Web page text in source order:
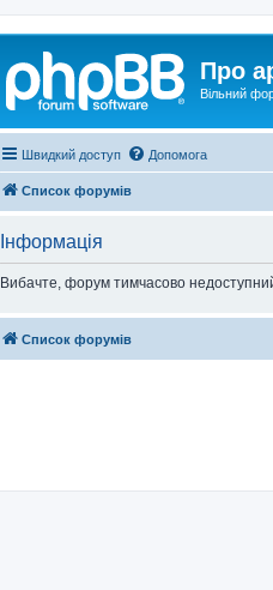
Про
Вільний
Швидкий доступ Допомога
Список форумів
Інформація
Вибачте, форум тимчасово
Список форумів